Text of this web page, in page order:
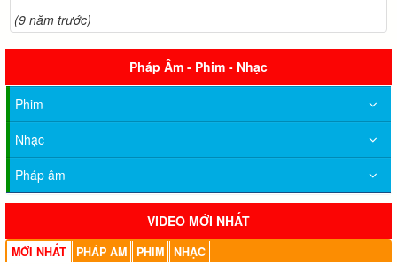
(9 năm trước)
Pháp Âm - Phim - Nhạc
Phim
Nhạc
Pháp âm
VIDEO MỚI NHẤT
MỚI NHẤT PHÁP ÂM PHIM NHẠC